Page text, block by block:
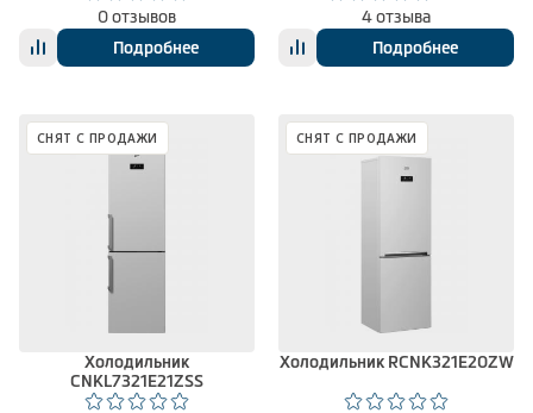
0 отзывов
Подробнее
4 отзыва
Подробнее
СНЯТ С ПРОДАЖИ
Холодильник
CNKL7321E21ZSS
СНЯТ С ПРОДАЖИ
Холодильник RCNK321E20ZW